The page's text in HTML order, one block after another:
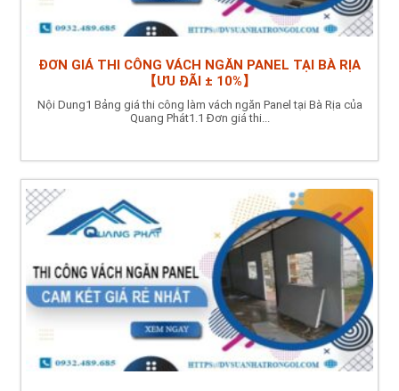
ĐƠN GIÁ THI CÔNG VÁCH NGĂN PANEL TẠI BÀ RỊA
【ƯU ĐÃI ± 10%】
Nội Dung1 Bảng giá thi công làm vách ngăn Panel tại Bà Rịa của
Quang Phát1.1 Đơn giá thi...